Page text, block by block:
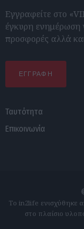
Εγγραφείτε στο
έγκυρη ενημέρωση
προσφορές αλλά
ΕΓΓΡΑΦΗ
Ταυτότητα
Επικοινωνία
Το in2life ενισχύθηκε
στο πλαίσιο